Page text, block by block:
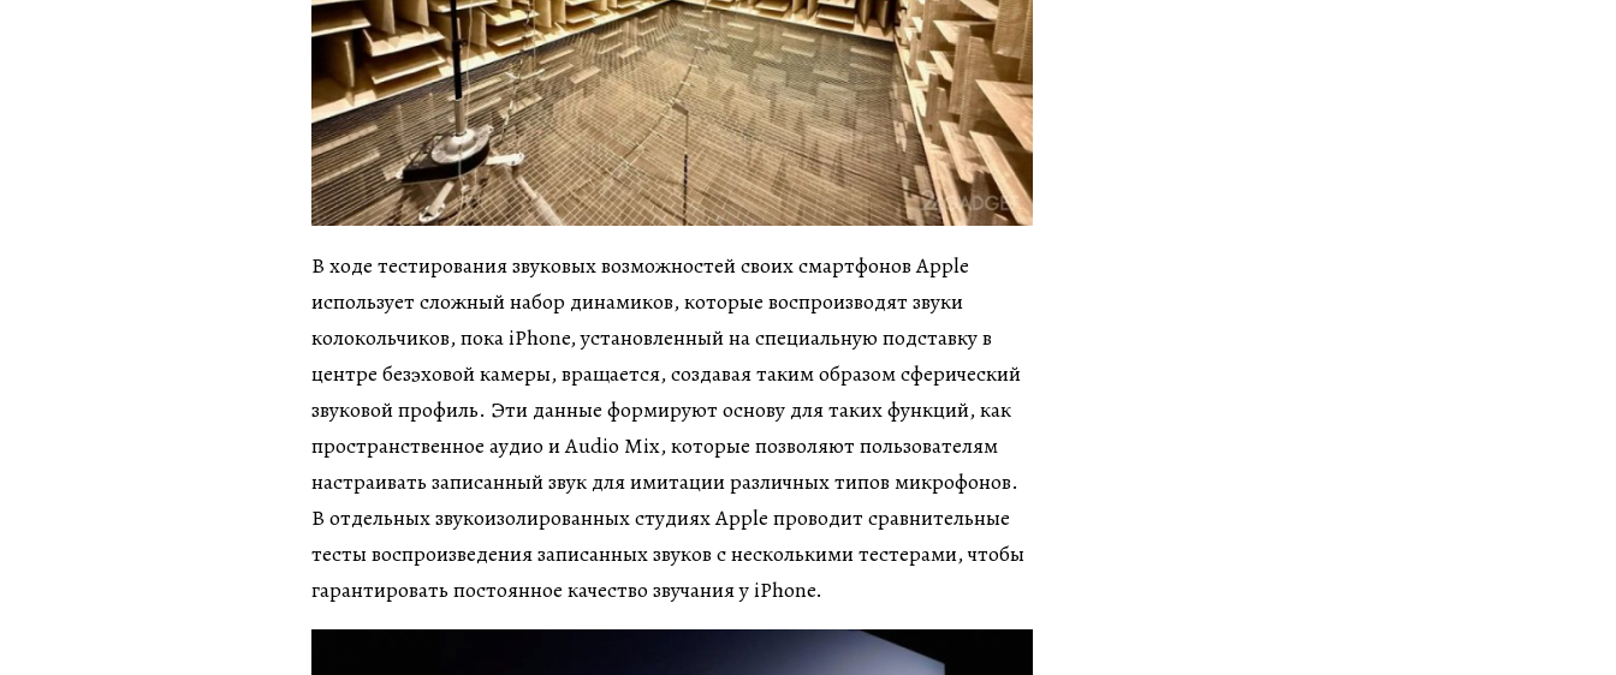
В ходе тестирования звуковых возможностей своих смартфонов Apple
использует сложный набор динамиков, которые воспроизводят звуки
колокольчиков, пока iPhone, установленный на специальную подставку в
центре безэховой камеры, вращается, создавая таким образом сферический
звуковой профиль. Эти данные формируют основу для таких функций, как
пространственное аудио и Audio Mix, которые позволяют пользователям
настраивать записанный звук для имитации различных типов микрофонов.
В отдельных звукоизолированных студиях Apple проводит сравнительные
тесты воспроизведения записанных звуков с несколькими тестерами, чтобы
гарантировать постоянное качество звучания у iPhone.